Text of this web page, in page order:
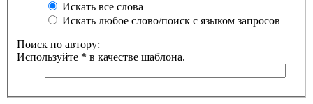
Искать все слова
Искать любое слово/поиск с языком запросов
Поиск по автору:
Используйте * в качестве шаблона.